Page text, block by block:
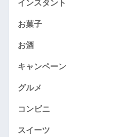
インスタント
お菓子
お酒
キャンペーン
グルメ
コンビニ
スイーツ